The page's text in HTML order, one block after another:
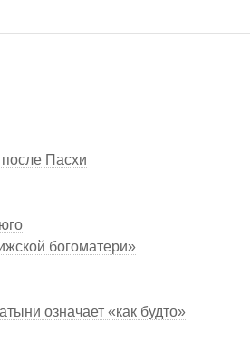
Пасхи
богоматери»
означает «как будто»